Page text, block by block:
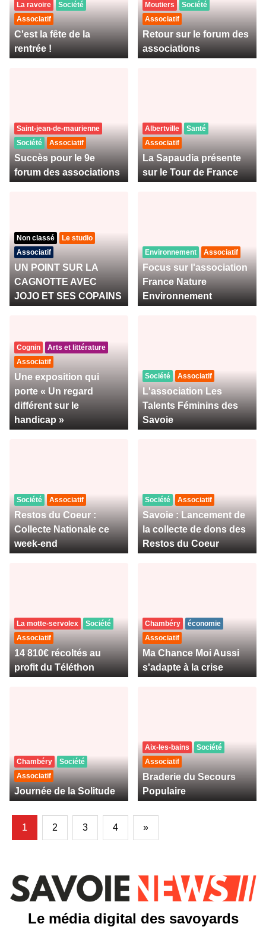
La ravoire
Société
Associatif
C'est la fête de la
rentrée !
Moutiers
Société
Associatif
Retour sur le forum des
associations
Saint-jean-de-maurienne
Société
Associatif
Succès pour le 9e
forum des associations
Albertville
Santé
Associatif
La Sapaudia présente
sur le Tour de France
Non classé
Le studio
Associatif
UN POINT SUR LA
CAGNOTTE AVEC
JOJO ET SES COPAINS
Environnement Associatif
Focus sur l'association
France Nature
Environnement
Cognin
Arts et littérature
Associatif
Une exposition qui
porte « Un regard
différent sur le
handicap »
Société Associatif
L'association Les
Talents Féminins des
Savoie
Société Associatif
Restos du Coeur :
Collecte Nationale ce
week-end
Société Associatif
Savoie : Lancement de
la collecte de dons des
Restos du Coeur
La motte-servolex
Société
Associatif
14 810€ récoltés au
profit du Téléthon
Chambéry
économie
Associatif
Ma Chance Moi Aussi
s'adapte à la crise
Chambéry
Société
Associatif
Journée de la Solitude
Aix-les-bains
Société
Associatif
Braderie du Secours
Populaire
1 2 3 4 »
Le média digital des savoyards